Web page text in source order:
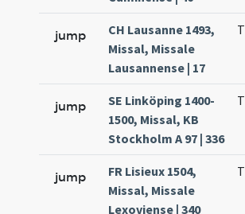
jump
CH Lausanne 1493,
Missal, Missale
Lausannense | 17
T
jump
SE Linköping 1400-
1500, Missal, KB
Stockholm A 97 | 336
T
jump
FR Lisieux 1504,
Missal, Missale
Lexoviense | 340
T